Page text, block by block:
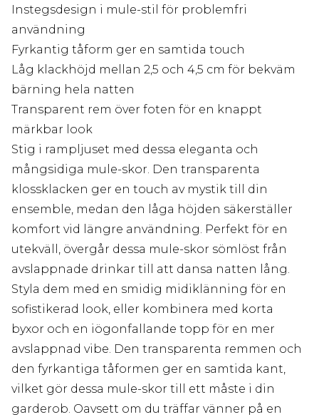
Instegsdesign i mule-stil för problemfri
användning
Fyrkantig tåform ger en samtida touch
Låg klackhöjd mellan 2,5 och 4,5 cm för bekväm
bärning hela natten
Transparent rem över foten för en knappt
märkbar look
Stig i rampljuset med dessa eleganta och
mångsidiga mule-skor. Den transparenta
klossklacken ger en touch av mystik till din
ensemble, medan den låga höjden säkerställer
komfort vid längre användning. Perfekt för en
utekväll, övergår dessa mule-skor sömlöst från
avslappnade drinkar till att dansa natten lång.
Styla dem med en smidig midiklänning för en
sofistikerad look, eller kombinera med korta
byxor och en iögonfallande topp för en mer
avslappnad vibe. Den transparenta remmen och
den fyrkantiga tåformen ger en samtida kant,
vilket gör dessa mule-skor till ett måste i din
garderob. Oavsett om du träffar vänner på en